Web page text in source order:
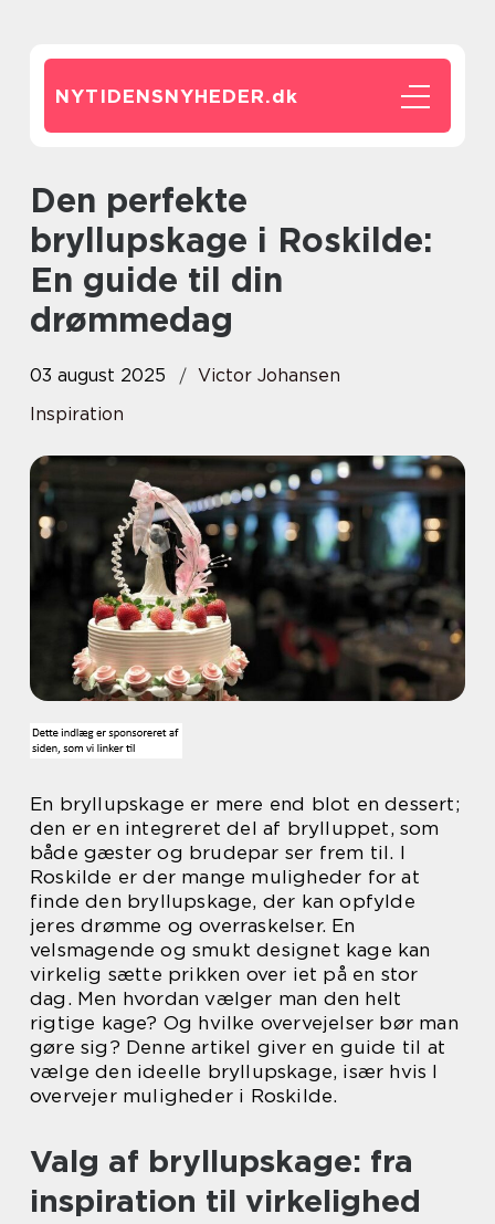
NYTIDENSNYHEDER.dk
Den perfekte
bryllupskage i Roskilde:
En guide til din
drømmedag
03 august 2025
Victor Johansen
Inspiration
En bryllupskage er mere end blot en dessert;
den er en integreret del af brylluppet, som
både gæster og brudepar ser frem til. I
Roskilde er der mange muligheder for at
finde den bryllupskage, der kan opfylde
jeres drømme og overraskelser. En
velsmagende og smukt designet kage kan
virkelig sætte prikken over iet på en stor
dag. Men hvordan vælger man den helt
rigtige kage? Og hvilke overvejelser bør man
gøre sig? Denne artikel giver en guide til at
vælge den ideelle bryllupskage, især hvis I
overvejer muligheder i Roskilde.
Valg af bryllupskage: fra
inspiration til virkelighed